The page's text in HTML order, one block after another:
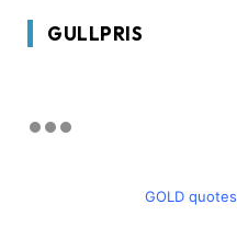
GULLPRIS
GOLD quotes